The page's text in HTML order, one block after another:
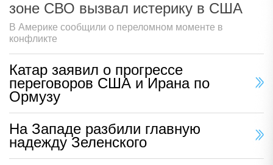
зоне СВО вызвал истерику в США
В Америке сообщили о переломном моменте в
конфликте
Катар заявил о прогрессе
переговоров США и Ирана по
Ормузу
На Западе разбили главную
надежду Зеленского